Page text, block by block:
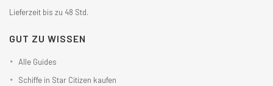
Lieferzeit bis zu 48 Std.
GUT ZU WISSEN
Alle Guides
Schiffe in Star Citizen kaufen